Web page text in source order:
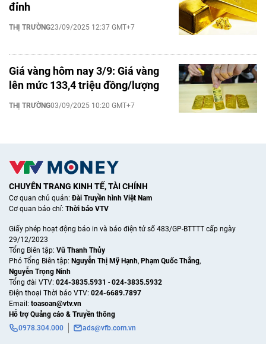
đỉnh
THỊ TRƯỜNG23/09/2025 12:37 GMT+7
Giá vàng hôm nay 3/9: Giá vàng
lên mức 133,4 triệu đồng/lượng
THỊ TRƯỜNG03/09/2025 10:20 GMT+7
CHUYÊN TRANG KINH TẾ, TÀI CHÍNH
Cơ quan chủ quản:Đài Truyền hình Việt Nam
Cơ quan báo chí: Thời báo VTV
Giấy phép hoạt động báo in và báo điện tử số 483/GP-BTTTT cấp ngày
29/12/2023
Tổng Biên tập: Vũ Thanh Thủy
Phó Tổng Biên tập: Nguyễn Thị Mỹ Hạnh, Phạm Quốc Thắng,
Nguyễn Trọng Ninh
Tổng đài VTV: 024-3835.5931 - 024-3835.5932
Ðiện thoại Thời báo VTV: 024-6689.7897
Email: toasoan@vtv.vn
Hỗ trợ Quảng cáo & Truyền thông
0978.304.000
ads@vfb.com.vn